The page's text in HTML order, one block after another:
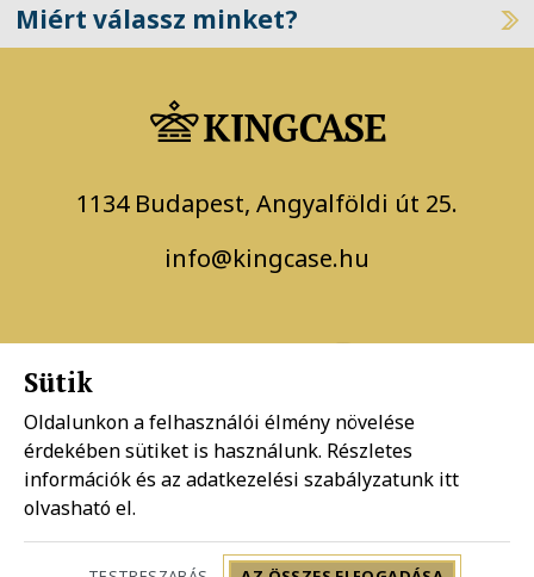
Miért válassz minket?
1134 Budapest, Angyalföldi út 25.
info@kingcase.hu
Adatkezelési szabályzat
Sütik
Oldalunkon a felhasználói élmény növelése
érdekében sütiket is használunk. Részletes
információk és az adatkezelési szabályzatunk itt
olvasható el.